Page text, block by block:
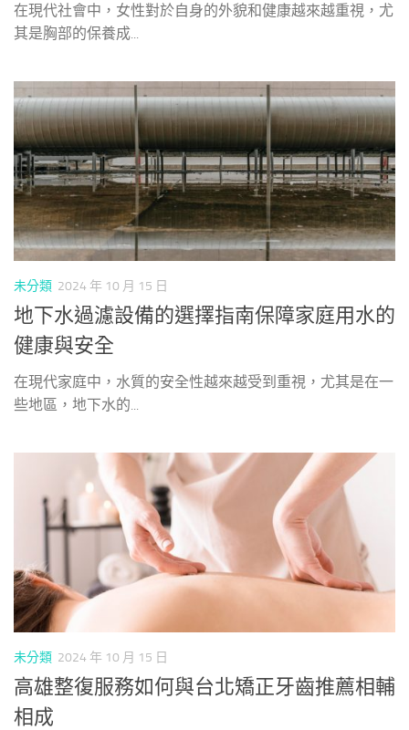
在現代社會中，女性對於自身的外貌和健康越來越重視，尤
其是胸部的保養成...
未分類 2024 年 10 月 15 日
地下水過濾設備的選擇指南保障家庭用水的
健康與安全
在現代家庭中，水質的安全性越來越受到重視，尤其是在一
些地區，地下水的...
未分類 2024 年 10 月 15 日
高雄整復服務如何與台北矯正牙齒推薦相輔
相成